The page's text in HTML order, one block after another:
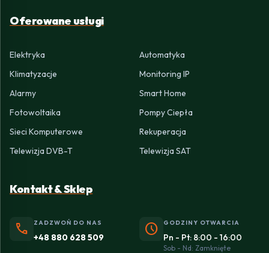
Oferowane usługi
Elektryka
Automatyka
Klimatyzacje
Monitoring IP
Alarmy
Smart Home
Fotowoltaika
Pompy Ciepła
Sieci Komputerowe
Rekuperacja
Telewizja DVB-T
Telewizja SAT
Kontakt & Sklep
phone ZADZWOŃ DO NAS
+48 880 628 509 schedule GODZINY OTWARCIA
Pn - Pt: 8:00 - 16:00
Sob - Nd: Zamknięte